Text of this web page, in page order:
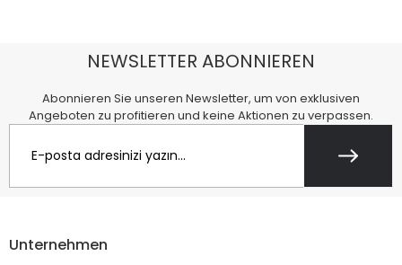
NEWSLETTER ABONNIEREN
Abonnieren Sie unseren Newsletter, um von exklusiven
Angeboten zu profitieren und keine Aktionen zu verpassen.
Unternehmen